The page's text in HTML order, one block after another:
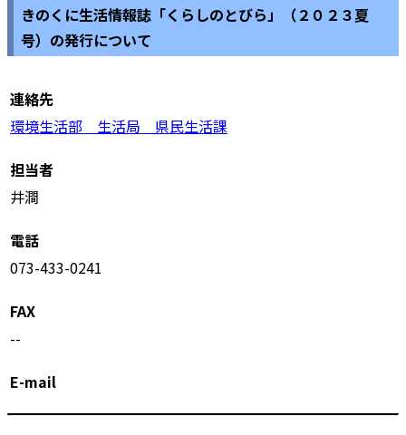
きのくに生活情報誌「くらしのとびら」（２０２３夏
号）の発行について
連絡先
環境生活部 生活局 県民生活課
担当者
井澗
電話
073-433-0241
FAX
--
E-mail